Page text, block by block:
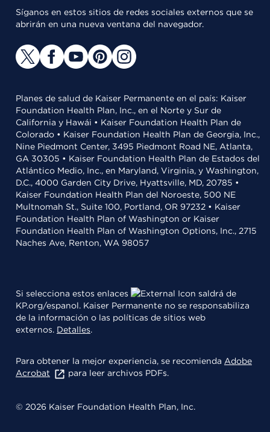
Síganos en estos sitios de redes sociales externos que se
abrirán en una nueva ventana del navegador.
Planes de salud de Kaiser Permanente en el país: Kaiser
Foundation Health Plan, Inc., en el Norte y Sur de
California y Hawái • Kaiser Foundation Health Plan de
Colorado • Kaiser Foundation Health Plan de Georgia, Inc.,
Nine Piedmont Center, 3495 Piedmont Road NE, Atlanta,
GA 30305 • Kaiser Foundation Health Plan de Estados del
Atlántico Medio, Inc., en Maryland, Virginia, y Washington,
D.C., 4000 Garden City Drive, Hyattsville, MD, 20785 •
Kaiser Foundation Health Plan del Noroeste, 500 NE
Multnomah St., Suite 100, Portland, OR 97232 • Kaiser
Foundation Health Plan of Washington or Kaiser
Foundation Health Plan of Washington Options, Inc., 2715
Naches Ave, Renton, WA 98057
Si selecciona estos enlaces
saldrá de
KP.org/espanol. Kaiser Permanente no se responsabiliza
de la información o las políticas de sitios web
externos. Detalles.
Para obtener la mejor experiencia, se recomienda Adobe
Acrobat
para leer archivos PDFs.
© 2026 Kaiser Foundation Health Plan, Inc.